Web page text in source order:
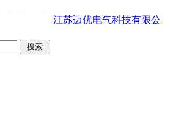
江苏迈优电气科技有限公